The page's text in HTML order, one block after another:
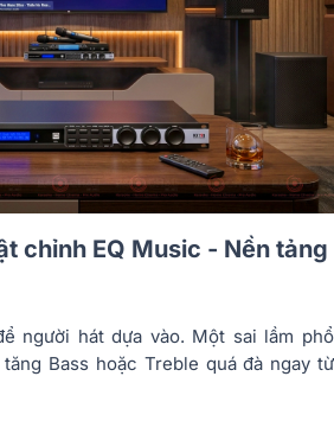
chỉnh EQ Music - Nền tảng
người hát dựa vào. Một sai lầm phổ
Bass hoặc Treble quá đà ngay từ